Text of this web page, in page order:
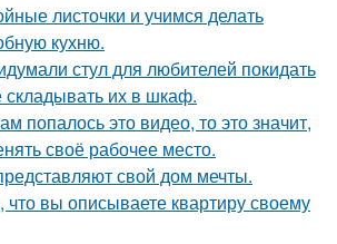
листочки и учимся делать
кухню.
стул для любителей покидать
складывать их в шкаф.
попалось это видео, то это значит,
своё рабочее место.
свой дом мечты.
вы описываете квартиру своему